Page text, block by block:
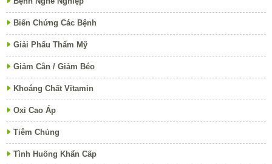
Biến Chứng Các Bệnh
Giải Phẩu Thẩm Mỹ
Giảm Cân / Giảm Béo
Khoáng Chất Vitamin
Oxi Cao Áp
Tiêm Chủng
Tình Huống Khẩn Cấp